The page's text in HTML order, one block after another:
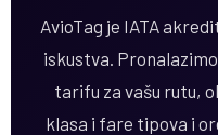
AvioTag je IATA
iskustva.
tarifu za vašu rutu,
klasa i fare tipova i